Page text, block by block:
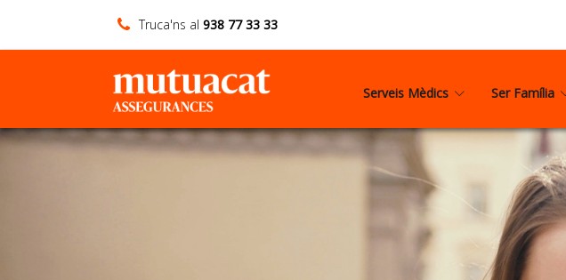
Truca'ns al 938 77 33 33
Serveis Mèdics Ser Família